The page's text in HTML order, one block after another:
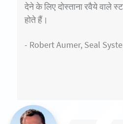
देने के लिए दोस्ताना रवैये वाले
होते हैं।
- Robert Aumer, Seal